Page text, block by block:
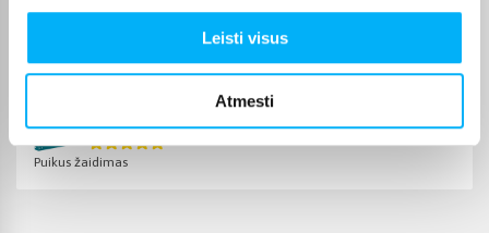
Leisti visus
Atmesti
Patvirtintas pirkėjas
Puikus žaidimas